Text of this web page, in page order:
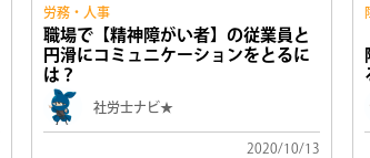
労務・人事
職場で【精神障がい者】の従業員と
円滑にコミュニケーションをとるに
は？
社労士ナビ★
2020/10/13